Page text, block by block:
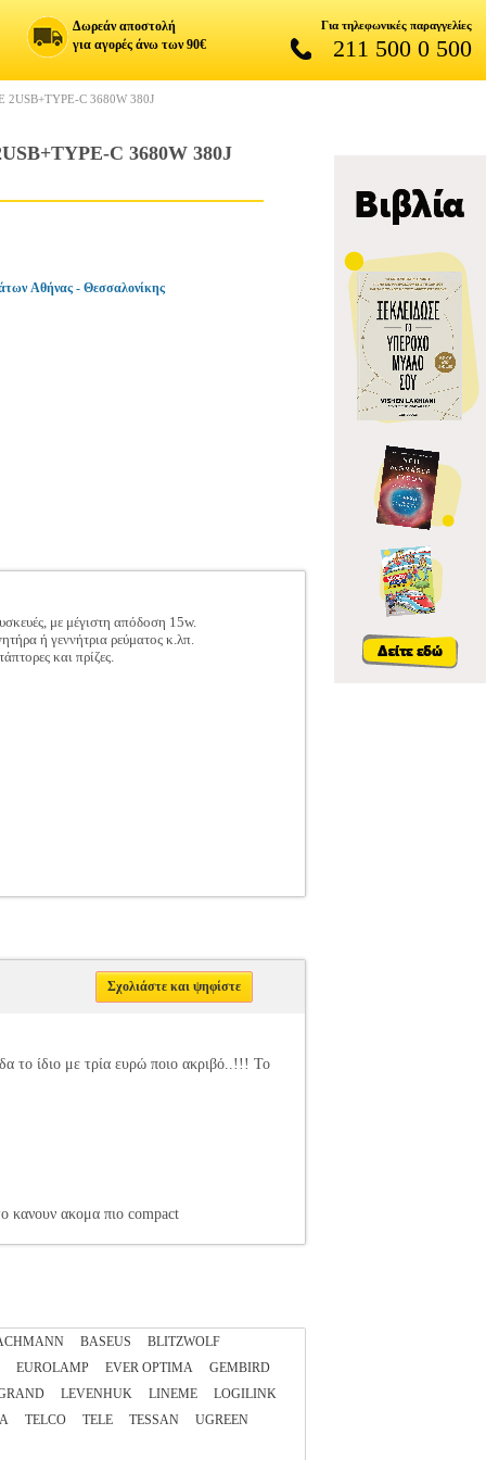
Δωρεάν αποστολή
για αγορές άνω των 90€
Για τηλεφωνικές παραγγελίες
211 500 0 500
C 3680W 380J
C 3680W 380J
Αθήνας - Θεσσαλονίκης
με μέγιστη απόδοση 15w.
ή γεννήτρια ρεύματος κ.λπ.
και πρίζες.
Σχολιάστε και ψηφίστε
το ίδιο με τρία ευρώ ποιο ακριβό..!!! Το
κανουν ακομα πιο compact
BASEUS
BLITZWOLF
EUROLAMP EVER OPTIMA
GEMBIRD
LEVENHUK LINEME
LOGILINK
TELCO TELE TESSAN
UGREEN